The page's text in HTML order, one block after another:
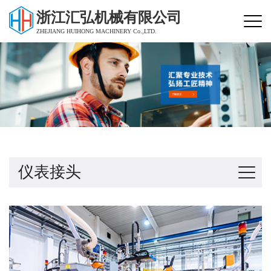
浙江汇弘机械有限公司
ZHEJIANG HUIHONG MACHINERY Co.,LTD.
仪表接头